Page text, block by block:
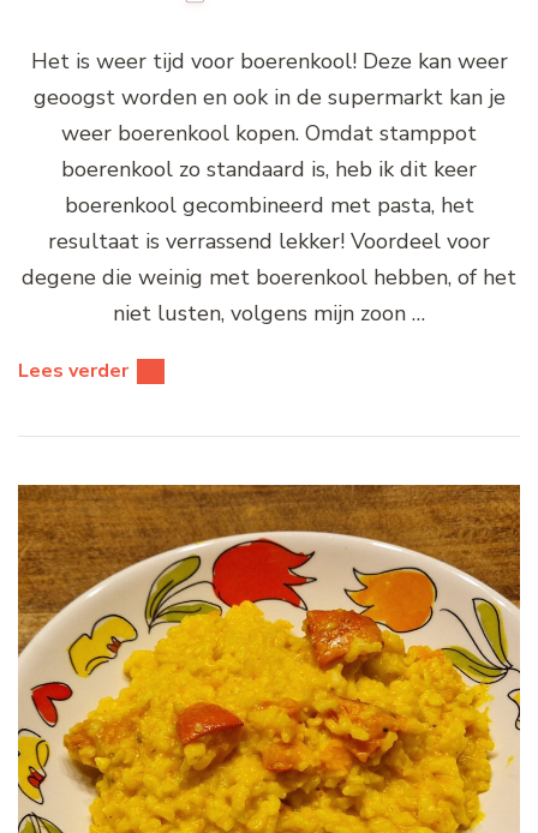
Het is weer tijd voor boerenkool! Deze kan weer
geoogst worden en ook in de supermarkt kan je
weer boerenkool kopen. Omdat stamppot
boerenkool zo standaard is, heb ik dit keer
boerenkool gecombineerd met pasta, het
resultaat is verrassend lekker! Voordeel voor
degene die weinig met boerenkool hebben, of het
niet lusten, volgens mijn zoon …
Lees verder